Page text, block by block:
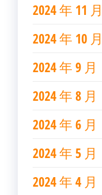
2024 年 11 月
2024 年 10 月
2024 年 9 月
2024 年 8 月
2024 年 6 月
2024 年 5 月
2024 年 4 月